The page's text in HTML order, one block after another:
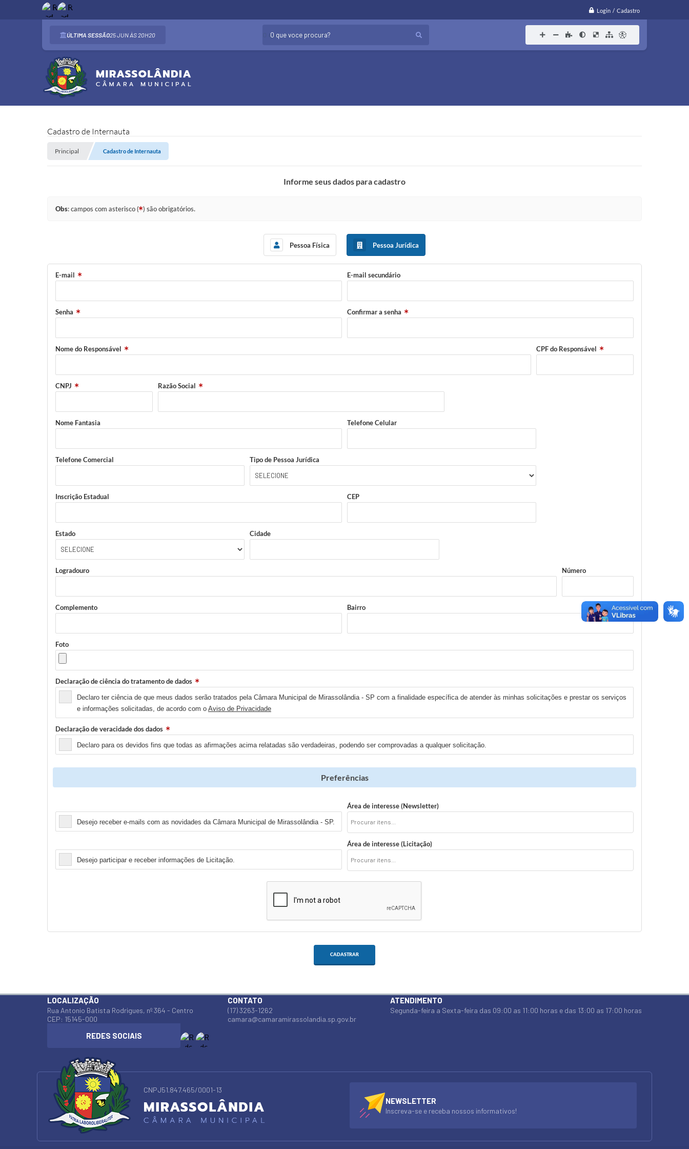
Login / Cadastro
ÚLTIMA SESSÃO25 JUN 20H20 O que voce procura?
Cadastro de Internauta
Principal Cadastro de Internauta
Informe seus dados para cadastro
Obs: campos com asterisco ( ) são obrigatórios.
Pessoa Física Pessoa Jurídica
E-mail E-mail secundário
Senha Confirmar a senha
Nome do Responsável CPF do Responsável
CNPJ Razão Social
Nome Fantasia Telefone Celular
Telefone Comercial Tipo de Pessoa Jurídica
Inscrição Estadual CEP
Estado Cidade
Logradouro Número
Complemento Bairro
Foto
Declaração de ciência do tratamento de dados
Declaro ter ciência de que meus dados serão tratados pela Câmara Municipal de Mirassolândia - SP com a finalidade específica de atender às minhas solicitações e prestar os serviços
e informações solicitadas, de acordo com o Aviso de Privacidade
Declaração de veracidade dos dados
Declaro para os devidos fins que todas as afirmações acima relatadas são verdadeiras, podendo ser comprovadas a qualquer solicitação.
Preferências
Desejo receber e-mails com as novidades da Câmara Municipal de Mirassolândia - SP.
Área de interesse (Newsletter)
Desejo participar e receber informações de Licitação.
Área de interesse (Licitação)
CADASTRAR
NEWSLETTER
Inscreva-se e receba nossos informativos!
LOCALIZAÇÃO
Rua Antonio Batista Rodrigues, nº 364 - Centro
CEP: 15145-000
CONTATO
(17) 3263-1262
camara@camaramirassolandia.sp.gov.br
ATENDIMENTO
Segunda-feira a Sexta-feira das 09:00 as 11:00 horas e das 13:00 as 17:00 horas
CNPJ51.847.465/0001-13